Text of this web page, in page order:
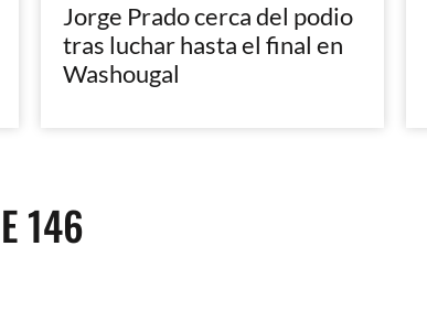
Jorge Prado cerca del podio
tras luchar hasta el final en
Washougal
146